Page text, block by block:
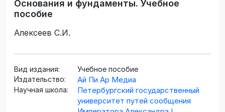
Основания и фундаменты. Учебное
пособие
Алексеев С.И.
Вид издания:
Учебное пособие
Издательство:
Ай Пи Ар Медиа
Научная школа:
Петербургский государственный
университет путей сообщения